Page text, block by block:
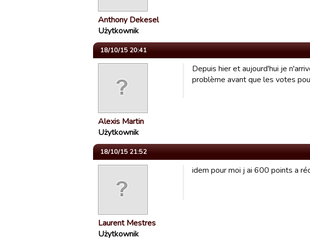
Anthony Dekesel
Użytkownik
18/10/15 20:41
Alexis Martin
Użytkownik
Depuis hier et aujourd'hui je
problème avant que les votes
18/10/15 21:52
Laurent Mestres
Użytkownik
idem pour moi j ai 600 points a